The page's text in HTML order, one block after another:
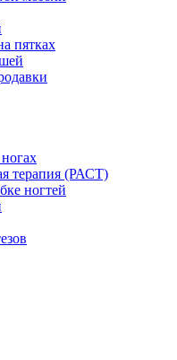
пятках
терапия (РАСТ)
ногтей